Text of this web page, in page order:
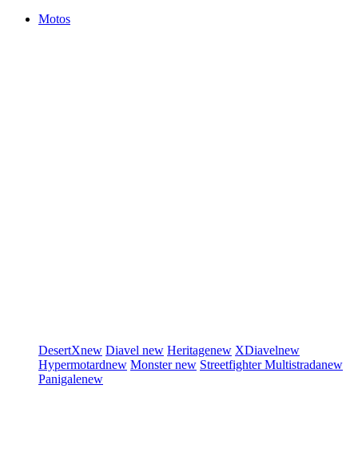
Motos
DesertXnew Diavel new Heritagenew XDiavelnew
Hypermotardnew Monsternew StreetfighterMultistradanew
Panigalenew